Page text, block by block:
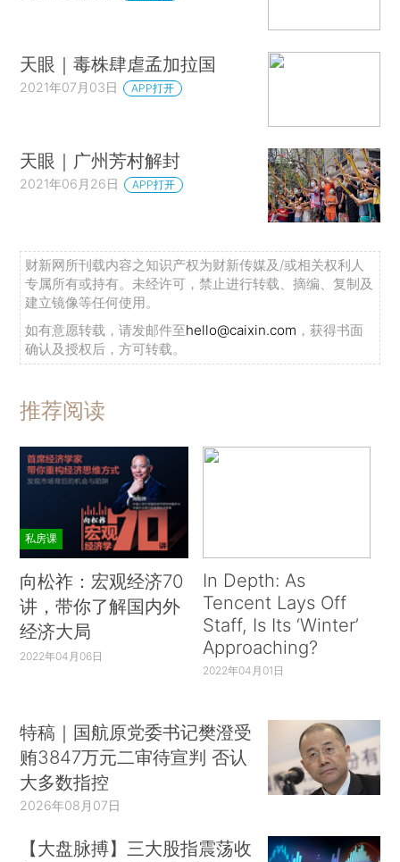
天眼｜毒株肆虐孟加拉国
2021年07月03日 APP打开
天眼｜广州芳村解封
2021年06月26日 APP打开
财新网所刊载内容之知识产权为财新传媒及/或相关权利人
专属所有或持有。未经许可，禁止进行转载、摘编、复制及
建立镜像等任何使用。
如有意愿转载，请发邮件至hello@caixin.com ，获得书面
确认及授权后，方可转载。
推荐阅读
私房课
向松祚：宏观经济70
讲，带你了解国内外
经济大局
2022年04月06日
In Depth: As
Tencent Lays Off
Staff, Is Its ‘Winter’
Approaching?
2022年04月01日
特稿｜国航原党委书记樊澄受
贿3847万元二审待宣判 否认
大多数指控
2026年08月07日
【大盘脉搏】三大股指震荡收